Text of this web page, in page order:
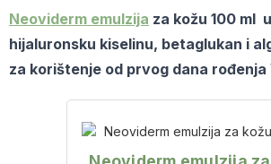
Neoviderm emulzija za kožu 100 ml
hijaluronsku kiselinu, betaglukan i
za korištenje od prvog dana